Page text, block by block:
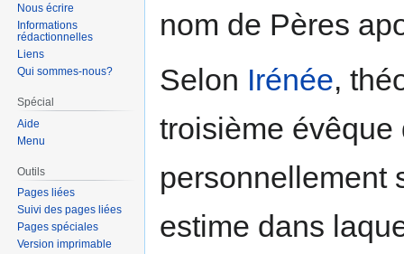
nom de Pères
Selon Irénée,
troisième
personnellement
estime dans
Nous écrire
Informations
rédactionnelles
Liens
Qui sommes-nous?
Spécial
Aide
Menu
Outils
Pages liées
Suivi des pages liées
Pages spéciales
Version imprimable